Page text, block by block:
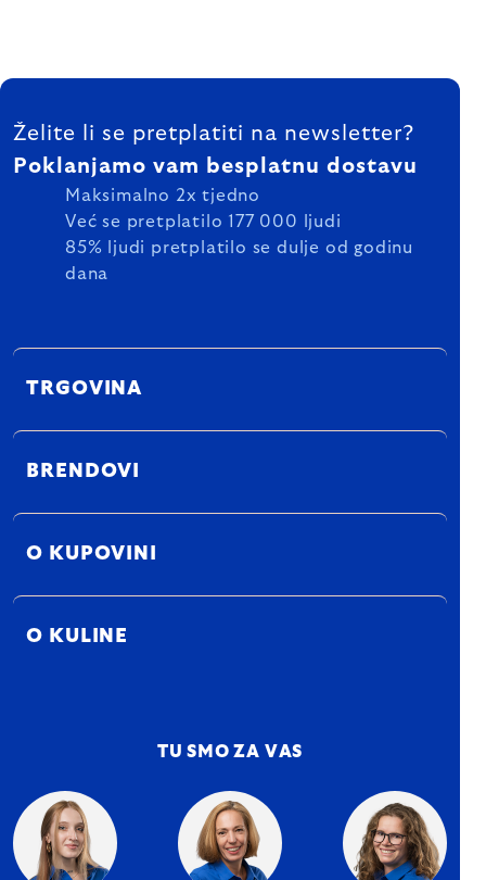
FOOTER
Želite li se pretplatiti na newsletter?
Poklanjamo vam besplatnu dostavu
Maksimalno 2x tjedno
Već se pretplatilo 177 000 ljudi
85% ljudi pretplatilo se dulje od godinu
dana
TRGOVINA
BRENDOVI
O KUPOVINI
O KULINE
TU SMO ZA VAS